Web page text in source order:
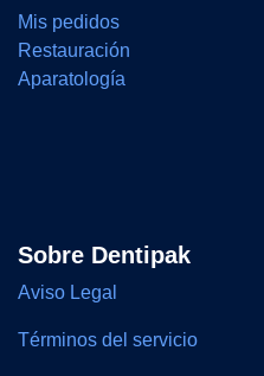
Mis pedidos
Restauración
Aparatología
Sobre Dentipak
Aviso Legal
Términos del servicio